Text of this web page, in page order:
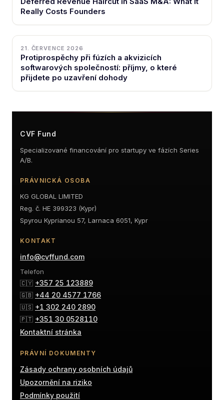
Really Costs Founders
21. ČERVENCE 2026
Protiprospěchy při fúzích a akvizicích
softwarových společností: příjmy, o které
přijdete po uzavření dohody
CVF Fund
Specializované financování pro startupy ve fázích Series
A/B.
PRÁVNICKÁ OSOBA
KG GLOBAL LIMITED
Reg. č. HE 399323 (Kypr)
Spyrou Kyprianou 57, Larnaca 6051, Kypr
KONTAKT
info@cvffund.com
Telefon
🇨🇾 +357 25 123889
🇬🇧 +44 20 4577 1766
🇺🇸 +1 302 240 2890
🇵🇹 +351 30 0528110
Kontaktní stránka
PRÁVNÍ DOKUMENTY
Zásady ochrany osobních údajů
Upozornění na riziko
Podmínky použití